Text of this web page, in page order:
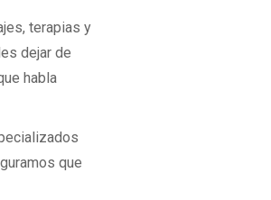
terapias y
dejar de
habla
que